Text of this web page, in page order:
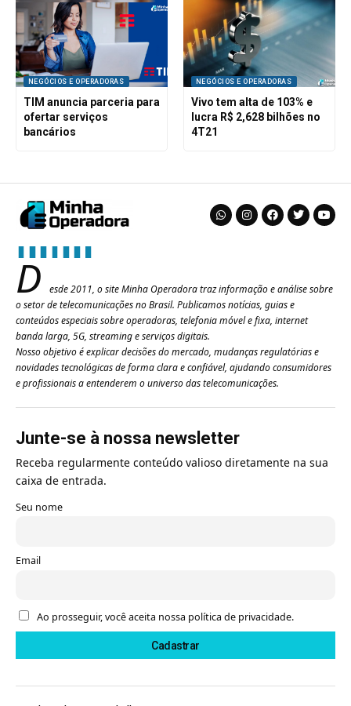
NEGÓCIOS E OPERADORAS
TIM anuncia parceria para
ofertar serviços
bancários
NEGÓCIOS E OPERADORAS
Vivo tem alta de 103% e
lucra R$ 2,628 bilhões no
4T21
D
esde 2011, o site Minha Operadora traz informação e análise sobre
o setor de telecomunicações no Brasil. Publicamos notícias, guias e
conteúdos especiais sobre operadoras, telefonia móvel e fixa, internet
banda larga, 5G, streaming e serviços digitais.
Nosso objetivo é explicar decisões do mercado, mudanças regulatórias e
novidades tecnológicas de forma clara e confiável, ajudando consumidores
e profissionais a entenderem o universo das telecomunicações.
Junte-se à nossa newsletter
Receba regularmente conteúdo valioso diretamente na sua
caixa de entrada.
Seu nome
Email
Ao prosseguir, você aceita nossa política de privacidade.